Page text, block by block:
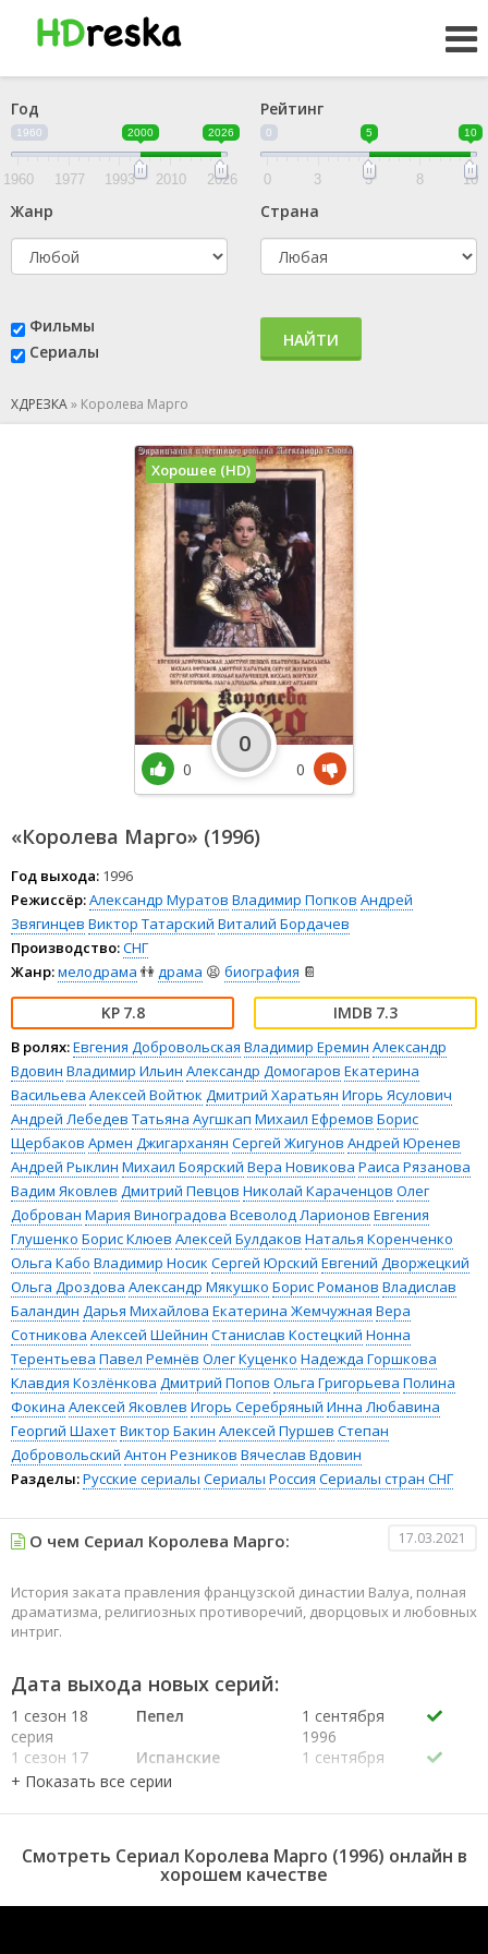
Год
1960 2000 2026
1960 1977 1993 2010 2026
Рейтинг
0 5 10
0 3 5 8 10
Жанр Страна
Фильмы
Сериалы
НАЙТИ
ХДРЕЗКА» Королева Марго
«Королева Марго» (1996)
Год выхода: 1996
Режиссёр:Александр Муратов Владимир Попков Андрей
Звягинцев Виктор Татарский Виталий Бордачев
Производство:СНГ
Жанр:мелодрама 👫драма 😫 биография 📔
7.8 7.3
В ролях:Евгения Добровольская Владимир Еремин Александр
Вдовин Владимир Ильин Александр Домогаров Екатерина
Васильева Алексей Войтюк Дмитрий Харатьян Игорь Ясулович
Андрей Лебедев Татьяна Аугшкап Михаил Ефремов Борис
Щербаков Армен Джигарханян Сергей Жигунов Андрей Юренев
Андрей Рыклин Михаил Боярский Вера Новикова Раиса Рязанова
Вадим Яковлев Дмитрий Певцов Николай Караченцов Олег
Доброван Мария Виноградова Всеволод Ларионов Евгения
Глушенко Борис Клюев Алексей Булдаков Наталья Коренченко
Ольга Кабо Владимир Носик Сергей Юрский Евгений Дворжецкий
Ольга Дроздова Александр Мякушко Борис Романов Владислав
Баландин Дарья Михайлова Екатерина Жемчужная Вера
Сотникова Алексей Шейнин Станислав Костецкий Нонна
Терентьева Павел Ремнёв Олег Куценко Надежда Горшкова
Клавдия Козлёнкова Дмитрий Попов Ольга Григорьева Полина
Фокина Алексей Яковлев Игорь Серебряный Инна Любавина
Георгий ШахетВиктор Бакин Алексей Пуршев Степан
Добровольский Антон Резников Вячеслав Вдовин
Разделы:Русские сериалы Сериалы Россия Сериалы стран СНГ
Хорошее (HD)
0
0
0
О чем Сериал Королева Марго: 17.03.2021
История заката правления французской династии Валуа, полная
драматизма, религиозных противоречий, дворцовых и любовных
интриг.
Дата выхода новых серий:
1 сезон 18
серия
Пепел
1 сентября
1996
1 сезон 17
серия
Испанские
сапоги
1 сентября
серия
Венсенский
замок
1996
серия
Валуа
1996
серия
Пятница,
тринадцатое
1 сентября
1996
Смотреть Сериал Королева Марго (1996) онлайн в
хорошем качестве